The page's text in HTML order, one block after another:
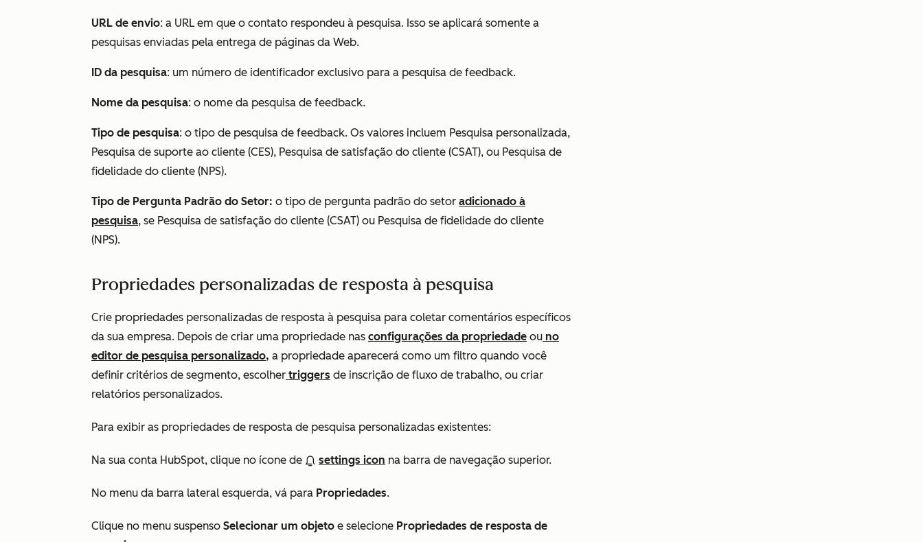
URL de envio: a URL em que o contato respondeu à pesquisa. Isso se aplicará somente a
pesquisas enviadas pela entrega de páginas da Web.
ID da pesquisa: um número de identificador exclusivo para a pesquisa de feedback.
Nome da pesquisa: o nome da pesquisa de feedback.
Tipo de pesquisa: o tipo de pesquisa de feedback. Os valores incluem Pesquisa personalizada,
Pesquisa de suporte ao cliente (CES), Pesquisa de satisfação do cliente (CSAT), ou Pesquisa de
fidelidade do cliente (NPS).
Tipo de Pergunta Padrão do Setor: o tipo de pergunta padrão do setor adicionado à
pesquisa, se Pesquisa de satisfação do cliente (CSAT) ou Pesquisa de fidelidade do cliente
(NPS).
Propriedades personalizadas de resposta à pesquisa
Crie propriedades personalizadas de resposta à pesquisa para coletar comentários específicos
da sua empresa. Depois de criar uma propriedade nas configurações da propriedade ou no
editor de pesquisa personalizado, a propriedade aparecerá como um filtro quando você
definir critérios de segmento, escolher triggers de inscrição de fluxo de trabalho, ou criar
relatórios personalizados.
Para exibir as propriedades de resposta de pesquisa personalizadas existentes:
Na sua conta HubSpot, clique no ícone de settings icon na barra de navegação superior.
No menu da barra lateral esquerda, vá para Propriedades.
Clique no menu suspenso Selecionar um objeto e selecione Propriedades de resposta de